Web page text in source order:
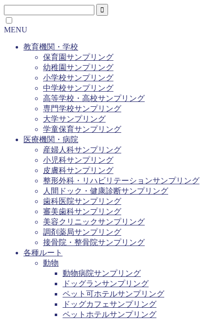
MENU
教育機関・学校
保育園サンプリング
幼稚園サンプリング
小学校サンプリング
中学校サンプリング
高等学校・高校サンプリング
専門学校サンプリング
大学サンプリング
学童保育サンプリング
医療機関・病院
産婦人科サンプリング
小児科サンプリング
皮膚科サンプリング
整形外科・リハビリテーションサンプリング
人間ドック・健康診断サンプリング
歯科医院サンプリング
審美歯科サンプリング
美容クリニックサンプリング
調剤薬局サンプリング
接骨院・整骨院サンプリング
各種ルート
動物
動物病院サンプリング
ドッグランサンプリング
ペット可ホテルサンプリング
ドッグカフェサンプリング
ペットホテルサンプリング